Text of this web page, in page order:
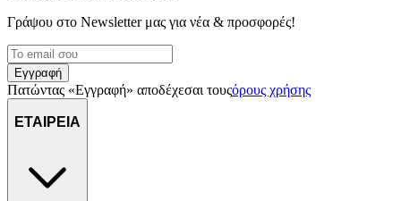
Γράψου στο Νewsletter μας για νέα & προσφορές!
Εγγραφή
Πατώντας «Εγγραφή» αποδέχεσαι τουςόρους χρήσης
ΕΤΑΙΡΕΙΑ